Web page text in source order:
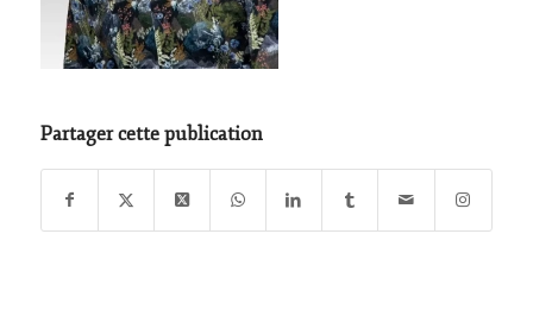
Partager cette publication